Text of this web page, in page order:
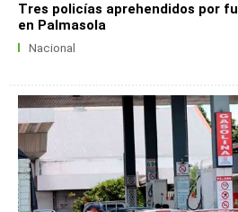
Tres policías aprehendidos por
en Palmasola
Nacional